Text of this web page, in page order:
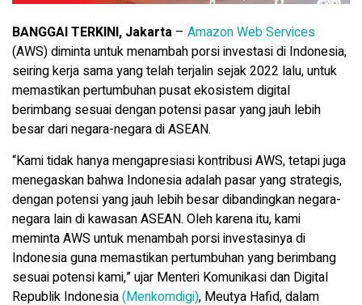
BANGGAI TERKINI, Jakarta – Amazon Web Services
(AWS) diminta untuk menambah porsi investasi di Indonesia,
seiring kerja sama yang telah terjalin sejak 2022 lalu, untuk
memastikan pertumbuhan pusat ekosistem digital
berimbang sesuai dengan potensi pasar yang jauh lebih
besar dari negara-negara di ASEAN.
“Kami tidak hanya mengapresiasi kontribusi AWS, tetapi juga
menegaskan bahwa Indonesia adalah pasar yang strategis,
dengan potensi yang jauh lebih besar dibandingkan negara-
negara lain di kawasan ASEAN. Oleh karena itu, kami
meminta AWS untuk menambah porsi investasinya di
Indonesia guna memastikan pertumbuhan yang berimbang
sesuai potensi kami,” ujar Menteri Komunikasi dan Digital
Republik Indonesia(Menkomdigi), Meutya Hafid, dalam